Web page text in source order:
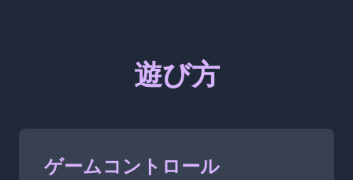
遊び方
ゲームコントロール